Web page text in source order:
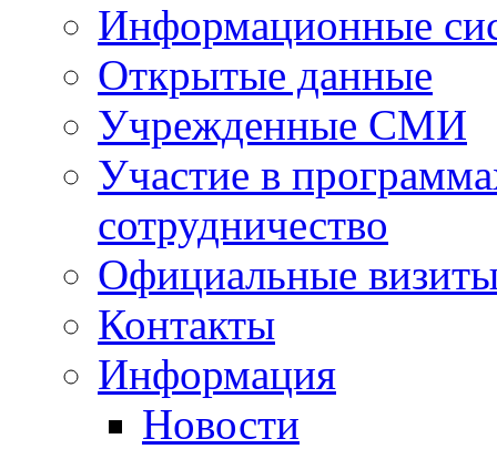
Информационные
Открытые данные
Учрежденные СМИ
Участие в
сотрудничество
Официальные
Контакты
Информация
Новости